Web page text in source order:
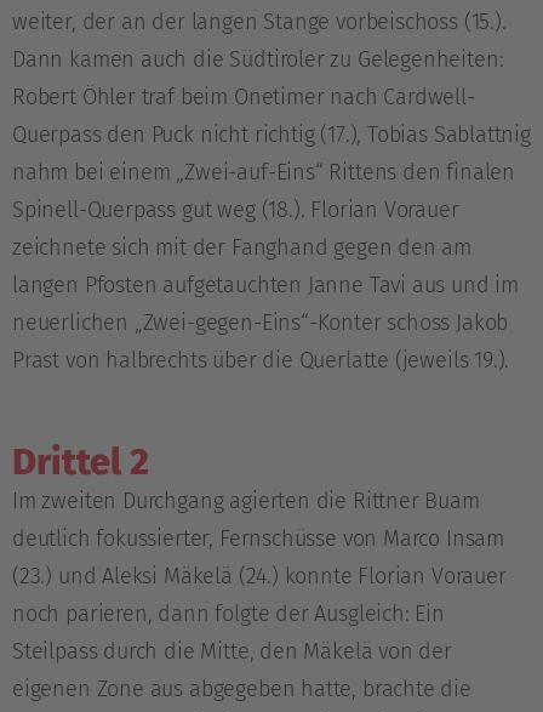
weiter, der an der langen Stange vorbeischoss (15.).
Dann kamen auch die Südtiroler zu Gelegenheiten:
Robert Öhler traf beim Onetimer nach Cardwell-
Querpass den Puck nicht richtig (17.), Tobias Sablattnig
nahm bei einem „Zwei-auf-Eins“ Rittens den finalen
Spinell-Querpass gut weg (18.). Florian Vorauer
zeichnete sich mit der Fanghand gegen den am
langen Pfosten aufgetauchten Janne Tavi aus und im
neuerlichen „Zwei-gegen-Eins“-Konter schoss Jakob
Prast von halbrechts über die Querlatte (jeweils 19.).
Drittel 2
Im zweiten Durchgang agierten die Rittner Buam
deutlich fokussierter, Fernschüsse von Marco Insam
(23.) und Aleksi Mäkelä (24.) konnte Florian Vorauer
noch parieren, dann folgte der Ausgleich: Ein
Steilpass durch die Mitte, den Mäkelä von der
eigenen Zone aus abgegeben hatte, brachte die